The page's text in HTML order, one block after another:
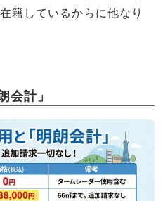
籍しているからに他なり
会計」